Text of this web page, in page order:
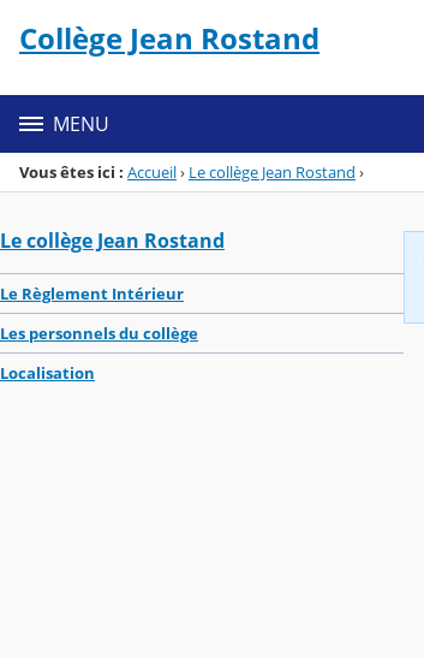
Menu de la rubrique
Contenu
Collège Jean Rostand
MENU
Vous êtes ici : Accueil› Le collège Jean Rostand ›
Le collège Jean Rostand
Le Règlement Intérieur
Les personnels du collège
Localisation